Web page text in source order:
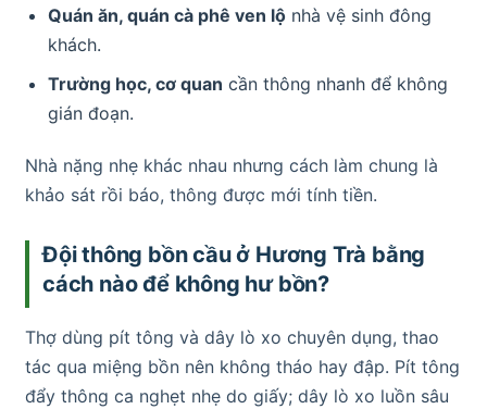
Quán ăn, quán cà phê ven lộnhà vệ sinh đông
khách.
Trường học, cơ quan cần thông nhanh để không
gián đoạn.
Nhà nặng nhẹ khác nhau nhưng cách làm chung là
khảo sát rồi báo, thông được mới tính tiền.
Đội thông bồn cầu ở Hương Trà bằng
cách nào để không hư bồn?
Thợ dùng pít tông và dây lò xo chuyên dụng, thao
tác qua miệng bồn nên không tháo hay đập. Pít tông
đẩy thông ca nghẹt nhẹ do giấy; dây lò xo luồn sâu